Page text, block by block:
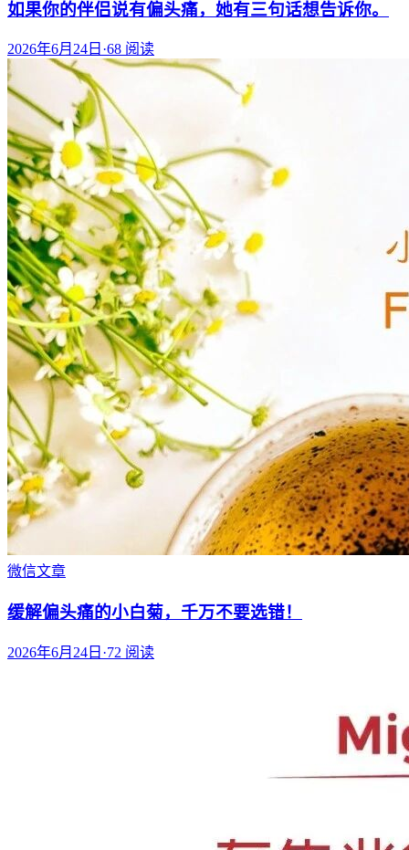
如果你的伴侣说有偏头痛，她有三句话想告诉你。
2026年6月24日 ·68 阅读
微信文章
缓解偏头痛的小白菊，千万不要选错！
2026年6月24日 ·72 阅读